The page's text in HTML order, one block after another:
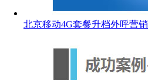
北京移动4G套餐升档外呼营销